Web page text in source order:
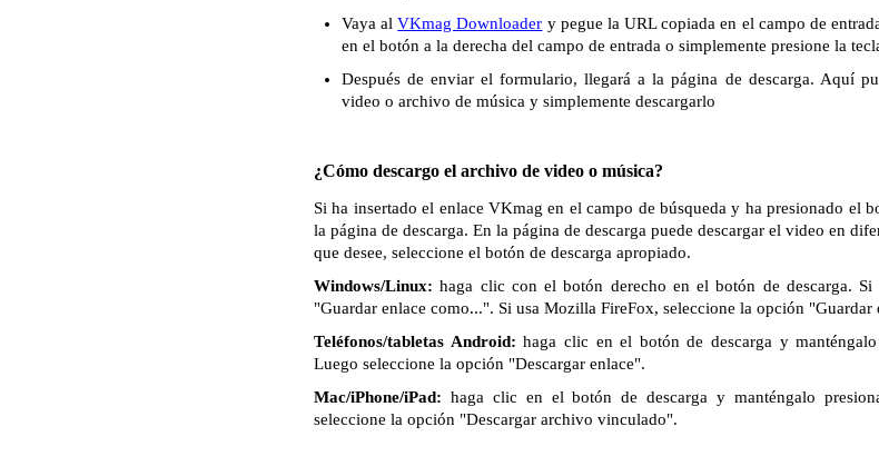
Vaya alVKmag Downloader y pegue la URL copiada en el campo de
en el botón a la derecha del campo de entrada o simplemente presione la
Después de enviar el formulario, llegará a la página de descarga. Aquí
video o archivo de música y simplemente descargarlo
¿Cómo descargo el archivo de video o música?
Si ha insertado el enlace VKmag en el campo de búsqueda y ha presionado el
la página de descarga. En la página de descarga puede descargar el video en
que desee, seleccione el botón de descarga apropiado.
Windows/Linux: haga clic con el botón derecho en el botón de descarga.
"Guardar enlace como...". Si usa Mozilla FireFox, seleccione la opción "Guardar
Teléfonos/tabletas Android: haga clic en el botón de descarga y
Luego seleccione la opción "Descargar enlace".
Mac/iPhone/iPad: haga clic en el botón de descarga y manténgalo
seleccione la opción "Descargar archivo vinculado".